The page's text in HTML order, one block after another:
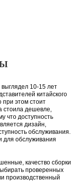
выглядел 10-15 лет
китайского
при этом стоит
стоила дешевле,
что доступность
дизайн,
обслуживания.
для обслуживания
качество сборки
проверенных
производственный